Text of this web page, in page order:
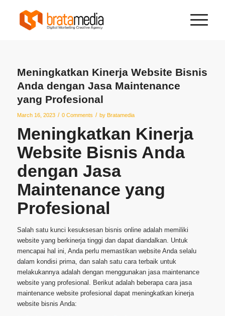
Meningkatkan Kinerja Website Bisnis
Anda dengan Jasa Maintenance
yang Profesional
March 16, 2023 / 0 Comments / by Bratamedia
Meningkatkan Kinerja
Website Bisnis Anda
dengan Jasa
Maintenance yang
Profesional
Salah satu kunci kesuksesan bisnis online adalah memiliki
website yang berkinerja tinggi dan dapat diandalkan. Untuk
mencapai hal ini, Anda perlu memastikan website Anda selalu
dalam kondisi prima, dan salah satu cara terbaik untuk
melakukannya adalah dengan menggunakan jasa maintenance
website yang profesional. Berikut adalah beberapa cara jasa
maintenance website profesional dapat meningkatkan kinerja
website bisnis Anda: